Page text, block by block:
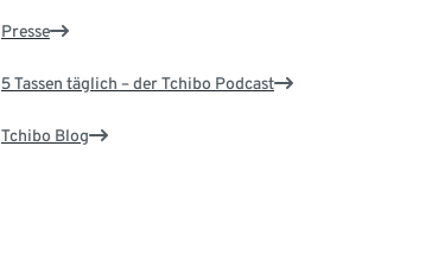
Presse
5 Tassen täglich – der Tchibo Podcast
Tchibo Blog